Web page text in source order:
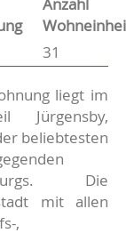
31
liegt im
Jürgensby,
beliebtesten
Die
mit allen
,